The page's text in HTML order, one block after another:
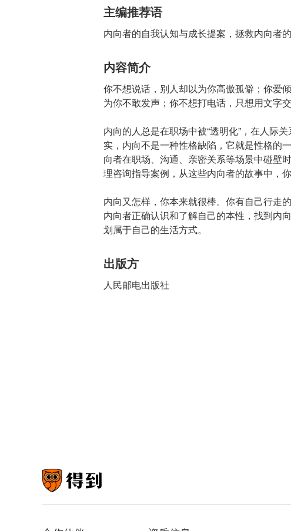
主编推荐语
内向者的自我认知与成长提案，拯救内向者的
内容简介
你不想说话，别人却以为你高傲孤僻；你爱
为你不敢发声；你不想打电话，只想用文字
内向的人总是在职场中被“透明化”，在人际
实，内向不是一种性格缺陷，它就是性格的
向者在职场、沟通、亲密关系等场景中碰壁
理咨询指导案例，从这些内向者的故事中，
内向又怎样，你本来就很棒。你有自己行走
内向者正确认识和了解自己的本性，找到内
划属于自己的生活方式。
出版方
人民邮电出版社